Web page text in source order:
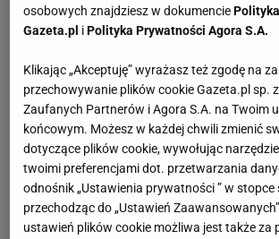
osobowych znajdziesz w dokumencie
Gazeta.pl iPolityka Prywatności Agora S.A.
Klikając „Akceptuję” wyrażasz też zgodę na
przechowywanie plików cookie Gazeta.pl sp.
Zaufanych Partnerów i Agora S.A. na Twoim
końcowym. Możesz w każdej chwili zmienić
dotyczące plików cookie, wywołując
twoimi preferencjami dot. przetwarzania
odnośnik „Ustawienia prywatności ” w stopce
przechodząc do „Ustawień
ustawień plików cookie możliwa jest także za